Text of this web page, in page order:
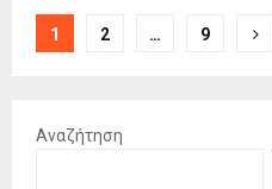
Σελιδοποίηση
1 2 … 9
Αναζήτηση